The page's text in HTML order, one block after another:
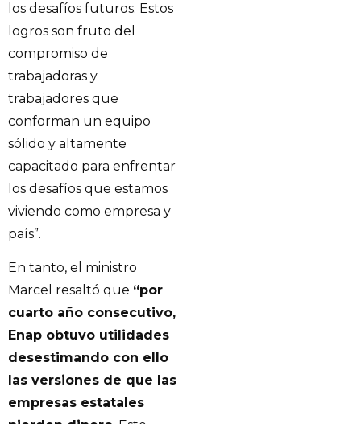
los desafíos futuros. Estos
logros son fruto del
compromiso de
trabajadoras y
trabajadores que
conforman un equipo
sólido y altamente
capacitado para enfrentar
los desafíos que estamos
viviendo como empresa y
país”.
En tanto, el ministro
Marcel resaltó que “por
cuarto año consecutivo,
Enap obtuvo utilidades
desestimando con ello
las versiones de que las
empresas estatales